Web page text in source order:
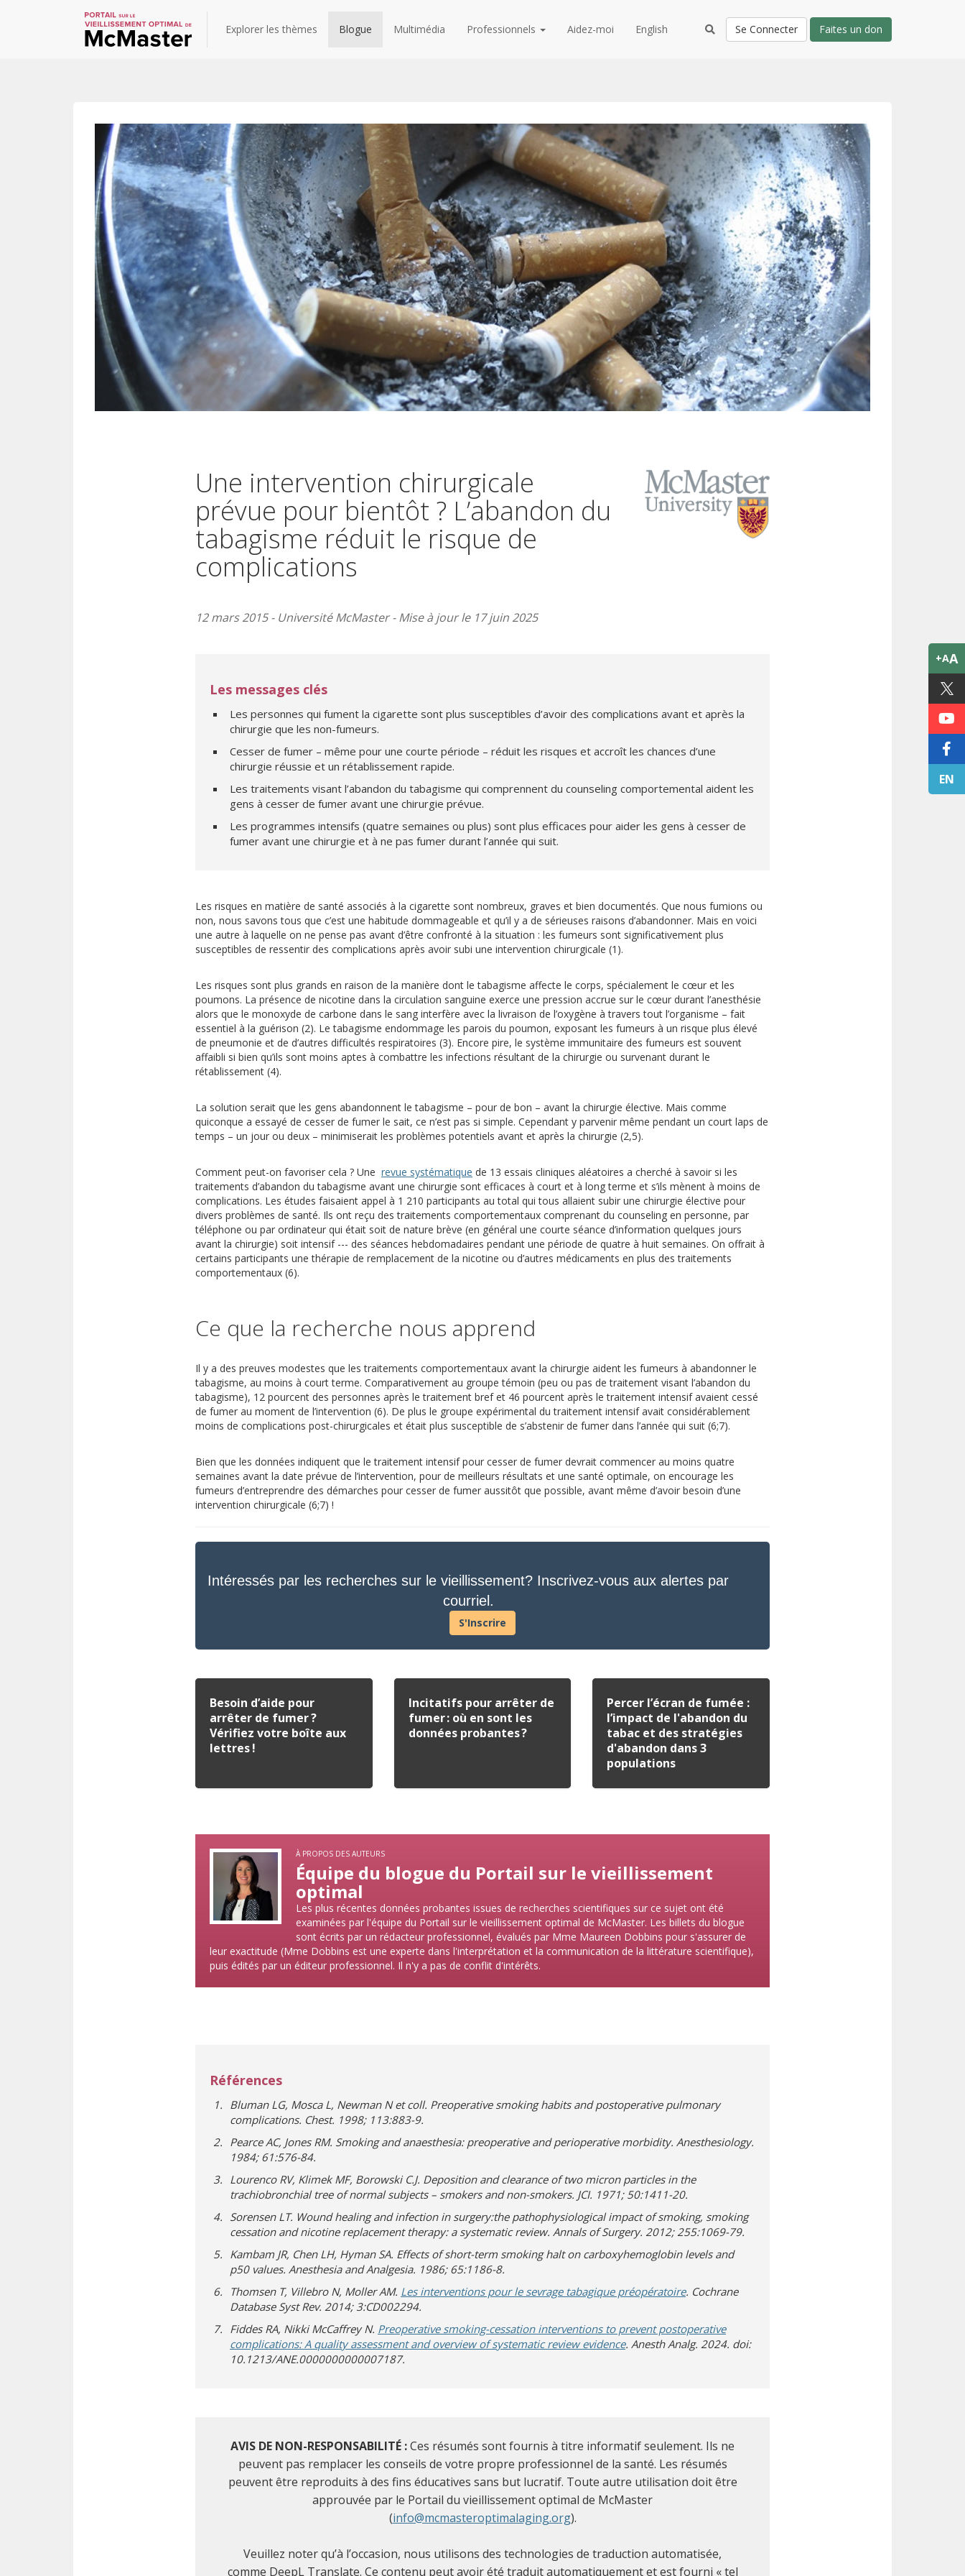
Explorer les thèmes Blogue Multimédia Professionnels Aidez-moi English Se Connecter Faites un don
Une intervention chirurgicale
prévue pour bientôt ? L’abandon du
tabagisme réduit le risque de
complications
12 mars 2015 - Université McMaster - Mise à jour le 17 juin 2025
Les messages clés
Les personnes qui fument la cigarette sont plus susceptibles d’avoir des complications avant et après la
chirurgie que les non-fumeurs.
Cesser de fumer – même pour une courte période – réduit les risques et accroît les chances d’une
chirurgie réussie et un rétablissement rapide.
Les traitements visant l’abandon du tabagisme qui comprennent du counseling comportemental aident les
gens à cesser de fumer avant une chirurgie prévue.
Les programmes intensifs (quatre semaines ou plus) sont plus efficaces pour aider les gens à cesser de
fumer avant une chirurgie et à ne pas fumer durant l’année qui suit.
Les risques en matière de santé associés à la cigarette sont nombreux, graves et bien documentés. Que nous fumions ou
non, nous savons tous que c’est une habitude dommageable et qu’il y a de sérieuses raisons d’abandonner. Mais en voici
une autre à laquelle on ne pense pas avant d’être confronté à la situation : les fumeurs sont significativement plus
susceptibles de ressentir des complications après avoir subi une intervention chirurgicale (1).
Les risques sont plus grands en raison de la manière dont le tabagisme affecte le corps, spécialement le cœur et les
poumons. La présence de nicotine dans la circulation sanguine exerce une pression accrue sur le cœur durant l’anesthésie
alors que le monoxyde de carbone dans le sang interfère avec la livraison de l’oxygène à travers tout l’organisme – fait
essentiel à la guérison (2). Le tabagisme endommage les parois du poumon, exposant les fumeurs à un risque plus élevé
de pneumonie et de d’autres difficultés respiratoires (3). Encore pire, le système immunitaire des fumeurs est souvent
affaibli si bien qu’ils sont moins aptes à combattre les infections résultant de la chirurgie ou survenant durant le
rétablissement (4).
La solution serait que les gens abandonnent le tabagisme – pour de bon – avant la chirurgie élective. Mais comme
quiconque a essayé de cesser de fumer le sait, ce n’est pas si simple. Cependant y parvenir même pendant un court laps de
temps – un jour ou deux – minimiserait les problèmes potentiels avant et après la chirurgie (2,5).
Comment peut-on favoriser cela ? Une revue systématique (s’ouvre sur un autre site)
de 13 essais cliniques aléatoires a cherché à savoir si les
traitements d’abandon du tabagisme avant une chirurgie sont efficaces à court et à long terme et s’ils mènent à moins de
complications. Les études faisaient appel à 1 210 participants au total qui tous allaient subir une chirurgie élective pour
divers problèmes de santé. Ils ont reçu des traitements comportementaux comprenant du counseling en personne, par
téléphone ou par ordinateur qui était soit de nature brève (en général une courte séance d’information quelques jours
avant la chirurgie) soit intensif --- des séances hebdomadaires pendant une période de quatre à huit semaines. On offrait à
certains participants une thérapie de remplacement de la nicotine ou d’autres médicaments en plus des traitements
comportementaux (6).
Ce que la recherche nous apprend
Il y a des preuves modestes que les traitements comportementaux avant la chirurgie aident les fumeurs à abandonner le
tabagisme, au moins à court terme. Comparativement au groupe témoin (peu ou pas de traitement visant l’abandon du
tabagisme), 12 pourcent des personnes après le traitement bref et 46 pourcent après le traitement intensif avaient cessé
de fumer au moment de l’intervention (6). De plus le groupe expérimental du traitement intensif avait considérablement
moins de complications post-chirurgicales et était plus susceptible de s’abstenir de fumer dans l’année qui suit (6;7).
Bien que les données indiquent que le traitement intensif pour cesser de fumer devrait commencer au moins quatre
semaines avant la date prévue de l’intervention, pour de meilleurs résultats et une santé optimale, on encourage les
fumeurs d’entreprendre des démarches pour cesser de fumer aussitôt que possible, avant même d’avoir besoin d’une
intervention chirurgicale (6;7) !
Intéressés par les recherches sur le vieillissement? Inscrivez-vous aux alertes par
courriel.
S'Inscrire
Besoin d’aide pour
arrêter de fumer ?
Vérifiez votre boîte aux
lettres !
Incitatifs pour arrêter de
fumer : où en sont les
données probantes ?
Percer l’écran de fumée :
l’impact de l'abandon du
tabac et des stratégies
d'abandon dans 3
populations
À PROPOS DES AUTEURS
Équipe du blogue du Portail sur le vieillissement
optimal
Les plus récentes données probantes issues de recherches scientifiques sur ce sujet ont été
examinées par l'équipe du Portail sur le vieillissement optimal de McMaster. Les billets du blogue
sont écrits par un rédacteur professionnel, évalués par Mme Maureen Dobbins pour s'assurer de
leur exactitude (Mme Dobbins est une experte dans l'interprétation et la communication de la littérature scientifique),
puis édités par un éditeur professionnel. Il n'y a pas de conflit d'intérêts.
Références
Bluman LG, Mosca L, Newman N et coll. Preoperative smoking habits and postoperative pulmonary
complications. Chest. 1998; 113:883-9.
Pearce AC, Jones RM. Smoking and anaesthesia: preoperative and perioperative morbidity. Anesthesiology.
1984; 61:576-84.
Lourenco RV, Klimek MF, Borowski C.J. Deposition and clearance of two micron particles in the
trachiobronchial tree of normal subjects – smokers and non-smokers. JCI. 1971; 50:1411-20.
Sorensen LT. Wound healing and infection in surgery:the pathophysiological impact of smoking, smoking
cessation and nicotine replacement therapy: a systematic review. Annals of Surgery. 2012; 255:1069-79.
Kambam JR, Chen LH, Hyman SA. Effects of short-term smoking halt on carboxyhemoglobin levels and
p50 values. Anesthesia and Analgesia. 1986; 65:1186-8.
Thomsen T, Villebro N, Moller AM. Les interventions pour le sevrage tabagique préopératoire. Cochrane
Database Syst Rev. 2014; 3:CD002294.
Fiddes RA, Nikki McCaffrey N. Preoperative smoking-cessation interventions to prevent postoperative
complications: A quality assessment and overview of systematic review evidence(s’ouvre sur un autre site)
. Anesth Analg. 2024. doi:
10.1213/ANE.0000000000007187.
AVIS DE NON-RESPONSABILITÉ :Ces résumés sont fournis à titre informatif seulement. Ils ne
peuvent pas remplacer les conseils de votre propre professionnel de la santé. Les résumés
peuvent être reproduits à des fins éducatives sans but lucratif. Toute autre utilisation doit être
approuvée par le Portail du vieillissement optimal de McMaster
(info@mcmasteroptimalaging.org).
Veuillez noter qu’à l’occasion, nous utilisons des technologies de traduction automatisée,
comme DeepL Translate. Ce contenu peut avoir été traduit automatiquement et est fourni « tel
+AA
EN